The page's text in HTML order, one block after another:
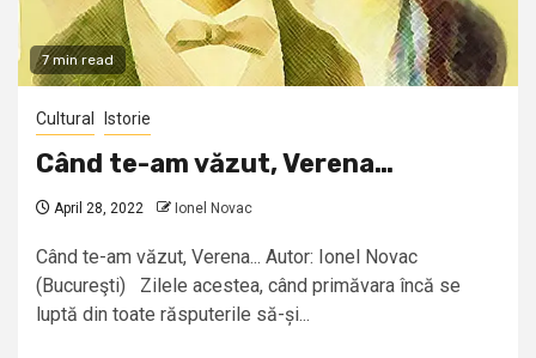
7 min read
Cultural Istorie
Când te-am văzut, Verena…
April 28, 2022 Ionel Novac
Când te-am văzut, Verena... Autor: Ionel Novac
(Bucureşti) Zilele acestea, când primăvara încă se
luptă din toate răsputerile să-și...